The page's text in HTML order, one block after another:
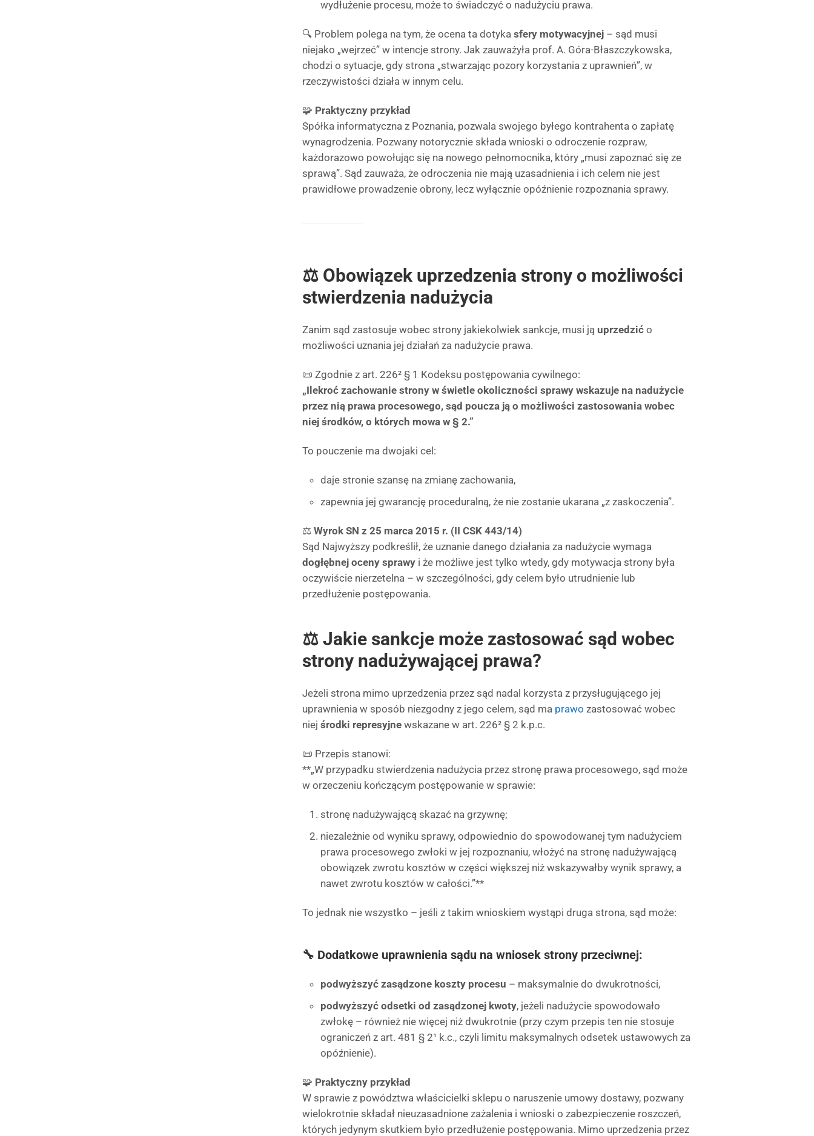
wydłużenie procesu, może to świadczyć o nadużyciu prawa.
🔍 Problem polega na tym, że ocena ta dotyka sfery motywacyjnej – sąd musi
niejako „wejrzeć” w intencje strony. Jak zauważyła prof. A. Góra-Błaszczykowska,
chodzi o sytuacje, gdy strona „stwarzając pozory korzystania z uprawnień”, w
rzeczywistości działa w innym celu.
🧩 Praktyczny przykład
Spółka informatyczna z Poznania, pozwala swojego byłego kontrahenta o zapłatę
wynagrodzenia. Pozwany notorycznie składa wnioski o odroczenie rozpraw,
każdorazowo powołując się na nowego pełnomocnika, który „musi zapoznać się ze
sprawą”. Sąd zauważa, że odroczenia nie mają uzasadnienia i ich celem nie jest
prawidłowe prowadzenie obrony, lecz wyłącznie opóźnienie rozpoznania sprawy.
⚖️ Obowiązek uprzedzenia strony o możliwości
stwierdzenia nadużycia
Zanim sąd zastosuje wobec strony jakiekolwiek sankcje, musi ją uprzedzić o
możliwości uznania jej działań za nadużycie prawa.
📜 Zgodnie z art. 226² § 1 Kodeksu postępowania cywilnego:
„Ilekroć zachowanie strony w świetle okoliczności sprawy wskazuje na nadużycie
przez nią prawa procesowego, sąd poucza ją o możliwości zastosowania wobec
niej środków, o których mowa w § 2.”
To pouczenie ma dwojaki cel:
daje stronie szansę na zmianę zachowania,
zapewnia jej gwarancję proceduralną, że nie zostanie ukarana „z zaskoczenia”.
⚖️ Wyrok SN z 25 marca 2015 r. (II CSK 443/14)
Sąd Najwyższy podkreślił, że uznanie danego działania za nadużycie wymaga
dogłębnej oceny sprawy i że możliwe jest tylko wtedy, gdy motywacja strony była
oczywiście nierzetelna – w szczególności, gdy celem było utrudnienie lub
przedłużenie postępowania.
⚖️ Jakie sankcje może zastosować sąd wobec
strony nadużywającej prawa?
Jeżeli strona mimo uprzedzenia przez sąd nadal korzysta z przysługującego jej
uprawnienia w sposób niezgodny z jego celem, sąd ma prawo zastosować wobec
niej środki represyjne wskazane w art. 226² § 2 k.p.c.
📜 Przepis stanowi:
**„W przypadku stwierdzenia nadużycia przez stronę prawa procesowego, sąd może
w orzeczeniu kończącym postępowanie w sprawie:
stronę nadużywającą skazać na grzywnę;
niezależnie od wyniku sprawy, odpowiednio do spowodowanej tym nadużyciem
prawa procesowego zwłoki w jej rozpoznaniu, włożyć na stronę nadużywającą
obowiązek zwrotu kosztów w części większej niż wskazywałby wynik sprawy, a
nawet zwrotu kosztów w całości.”**
To jednak nie wszystko – jeśli z takim wnioskiem wystąpi druga strona, sąd może:
🔧 Dodatkowe uprawnienia sądu na wniosek strony przeciwnej:
podwyższyć zasądzone koszty procesu – maksymalnie do dwukrotności,
podwyższyć odsetki od zasądzonej kwoty, jeżeli nadużycie spowodowało
zwłokę – również nie więcej niż dwukrotnie (przy czym przepis ten nie stosuje
ograniczeń z art. 481 § 2¹ k.c., czyli limitu maksymalnych odsetek ustawowych za
opóźnienie).
🧩 Praktyczny przykład
W sprawie z powództwa właścicielki sklepu o naruszenie umowy dostawy, pozwany
wielokrotnie składał nieuzasadnione zażalenia i wnioski o zabezpieczenie roszczeń,
których jedynym skutkiem było przedłużenie postępowania. Mimo uprzedzenia przez